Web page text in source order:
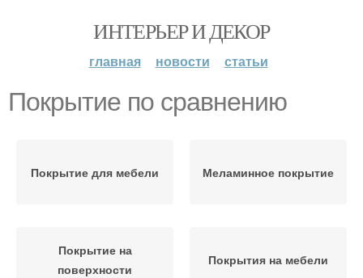
ИНТЕРЬЕР И ДЕКОР
главная новости статьи
Покрытие по сравнению
Покрытие для мебели Меламинное покрытие
Покрытие на
поверхности
Покрытия на мебели